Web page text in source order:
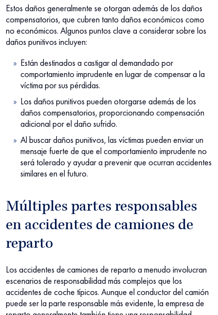
Estos daños generalmente se otorgan además de los daños
compensatorios, que cubren tanto daños económicos como
no económicos. Algunos puntos clave a considerar sobre los
daños punitivos incluyen:
Están destinados a castigar al demandado por
comportamiento imprudente en lugar de compensar a la
víctima por sus pérdidas.
Los daños punitivos pueden otorgarse además de los
daños compensatorios, proporcionando compensación
adicional por el daño sufrido.
Al buscar daños punitivos, las víctimas pueden enviar un
mensaje fuerte de que el comportamiento imprudente no
será tolerado y ayudar a prevenir que ocurran accidentes
similares en el futuro.
Múltiples partes responsables
en accidentes de camiones de
reparto
Los accidentes de camiones de reparto a menudo involucran
escenarios de responsabilidad más complejos que los
accidentes de coche típicos. Aunque el conductor del camión
puede ser la parte responsable más evidente, la empresa de